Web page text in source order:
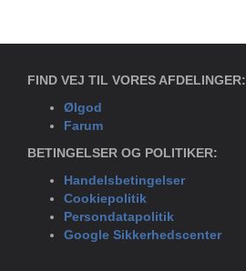
FIND VEJ TIL VORES AFDELINGER:
Ølgod
Farum
BETINGELSER OG POLITIKER:
Handelsbetingelser
Cookiepolitik
Persondatapolitik
Google Sikkerhedscenter